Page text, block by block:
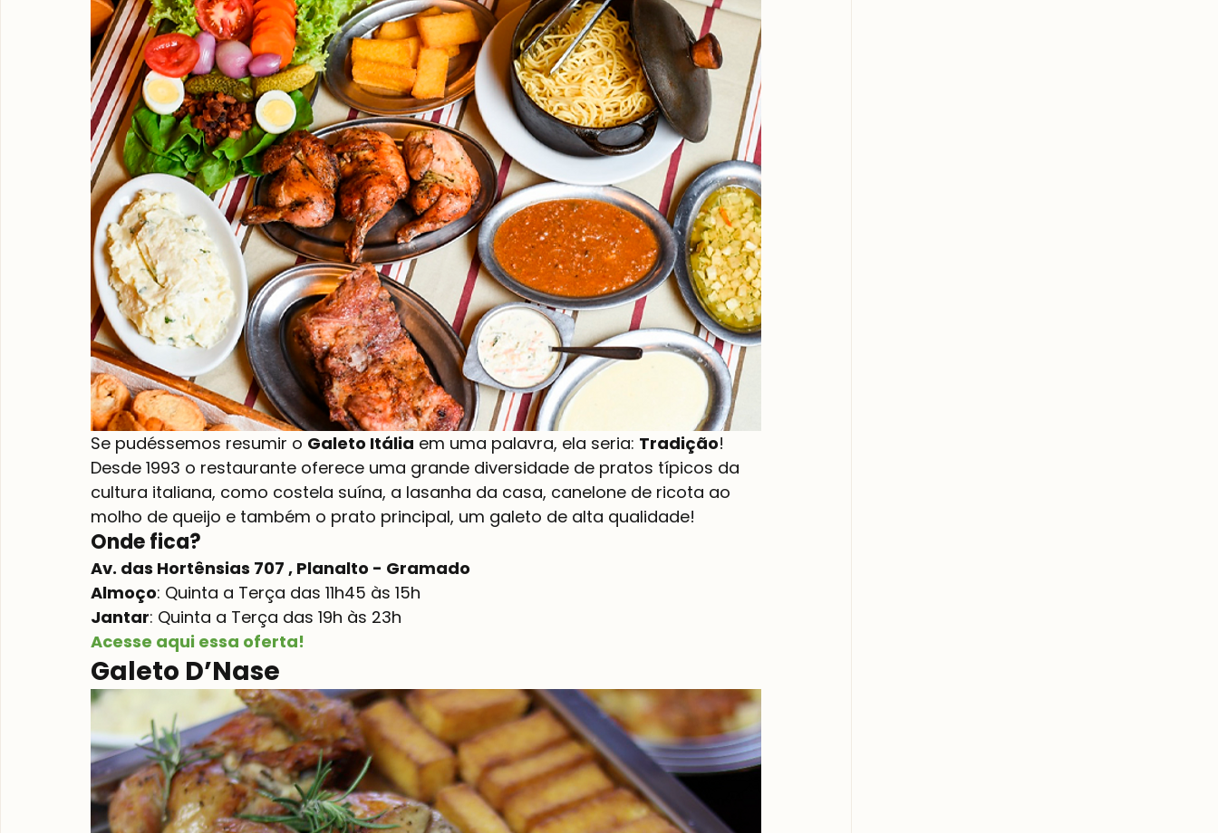
Se pudéssemos resumir o Galeto Itália em uma palavra, ela seria: Tradição!
Desde 1993 o restaurante oferece uma grande diversidade de pratos típicos da
cultura italiana, como costela suína, a lasanha da casa, canelone de ricota ao
molho de queijo e também o prato principal, um galeto de alta qualidade!
Onde fica?
Av. das Hortênsias 707 , Planalto - Gramado
Almoço: Quinta a Terça das 11h45 às 15h
Jantar: Quinta a Terça das 19h às 23h
Acesse aqui essa oferta!
Galeto D’Nase